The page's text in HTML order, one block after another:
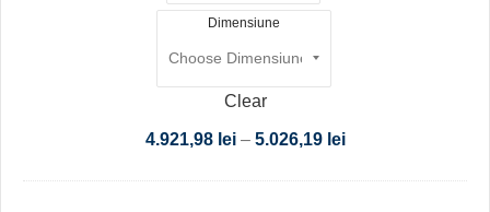
Dimensiune
Clear
4.921,98 lei – 5.026,19 lei